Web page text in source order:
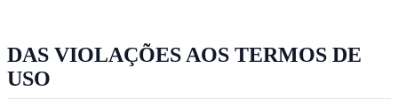
DAS VIOLAÇÕES AOS TERMOS DE
USO